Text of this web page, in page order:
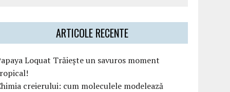
ARTICOLE RECENTE
Loquat Trăiește un savuros moment
creierului: cum moleculele modelează